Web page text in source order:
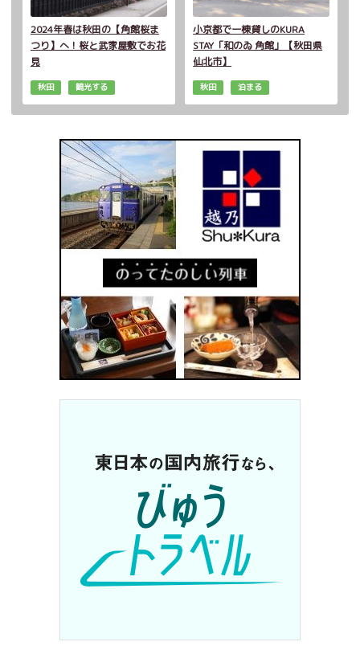
2024年春は秋田の【角館桜ま
つり】へ！桜と武家屋敷でお花
見
秋田 観光する
小京都で一棟貸しのKURA
STAY「和のゐ 角館」【秋田県
仙北市】
秋田 泊まる